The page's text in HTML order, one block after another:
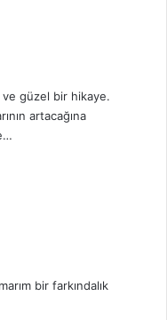
ve güzel bir hikaye.
artacağına
bir farkındalık